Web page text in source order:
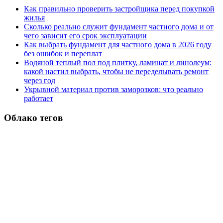
Как правильно проверить застройщика перед покупкой
жилья
Сколько реально служит фундамент частного дома и от
чего зависит его срок эксплуатации
Как выбрать фундамент для частного дома в 2026 году
без ошибок и переплат
Водяной теплый пол под плитку, ламинат и линолеум:
какой настил выбрать, чтобы не переделывать ремонт
через год
Укрывной материал против заморозков: что реально
работает
Облако тегов